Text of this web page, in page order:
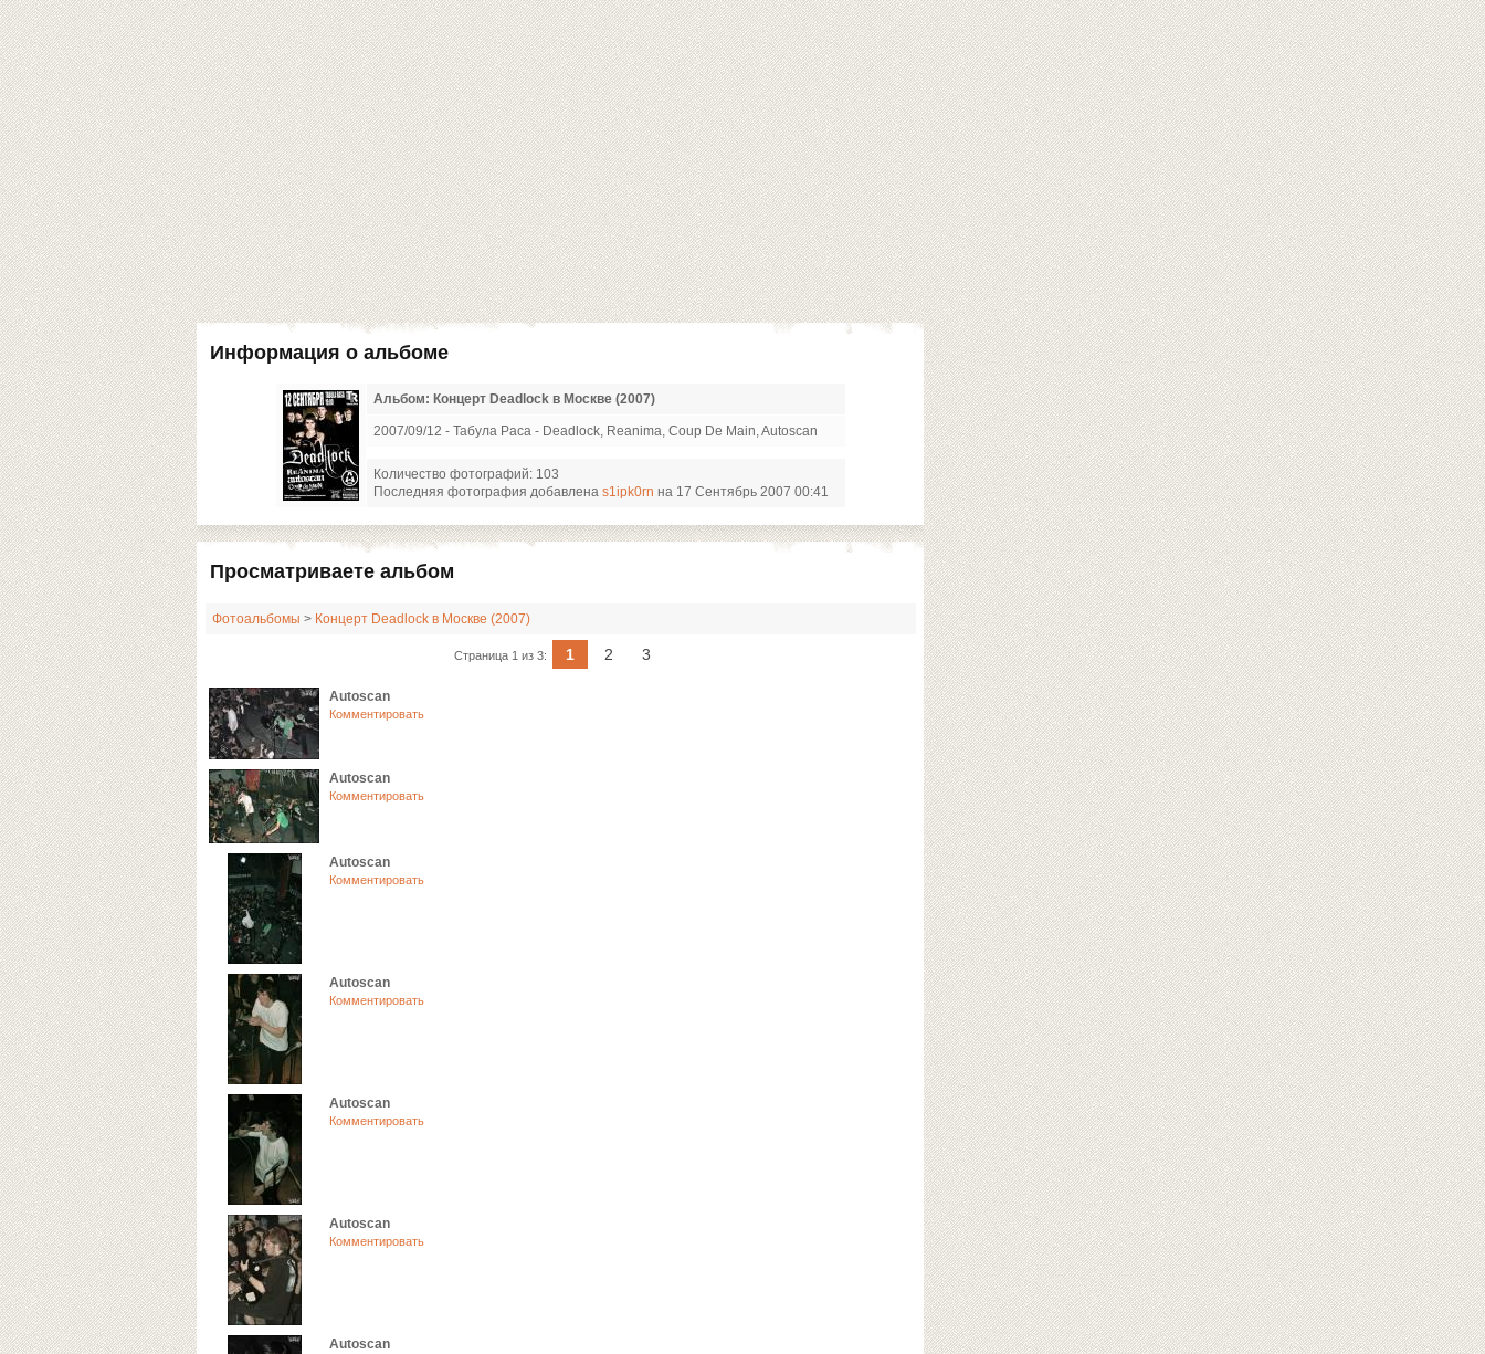
Информация о альбоме
Альбом: Концерт Deadlock в Москве (2007)
2007/09/12 - Табула Раса - Deadlock, Reanima, Coup De Main, Autoscan
Количество фотографий: 103
Последняя фотография добавлена s1ipk0rn на 17 Сентябрь 2007 00:41
Просматриваете альбом
Фотоальбомы > Концерт Deadlock в Москве (2007)
Страница 1 из 3: 1 2 3
Autoscan
Комментировать
Autoscan
Комментировать
Autoscan
Комментировать
Autoscan
Комментировать
Autoscan
Комментировать
Autoscan
Комментировать
Autoscan